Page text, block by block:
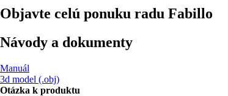
Objavte celú ponuku radu Fabillo
Návody a dokumenty
Manuál
3d model (.obj)
Otázka k produktu